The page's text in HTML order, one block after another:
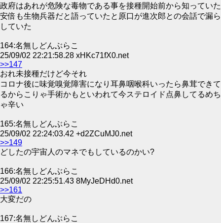
政府はあれが危険な毒物である事を接種開始前から知っていた
安倍も生物兵器だと語っていたと原口が進次郎との会話で漏ら
していた
164:名無しどんぶらこ
25/09/02 22:21:58.28 xHKc71fX0.net
>>147
おれ未接種だけど今それ
コロナ後に味覚嗅覚障害になり耳鼻咽喉科いったら鼻茸できて
るからこりゃ手術かもといわれて今ステロイド点鼻してるめち
ゃ辛い
165:名無しどんぶらこ
25/09/02 22:24:03.42 +d2ZCuMJ0.net
>>149
どしたの宇宙人のマネでもしているのかい?
166:名無しどんぶらこ
25/09/02 22:25:51.43 8MyJeDHd0.net
>>161
大変だの
167:名無しどんぶらこ